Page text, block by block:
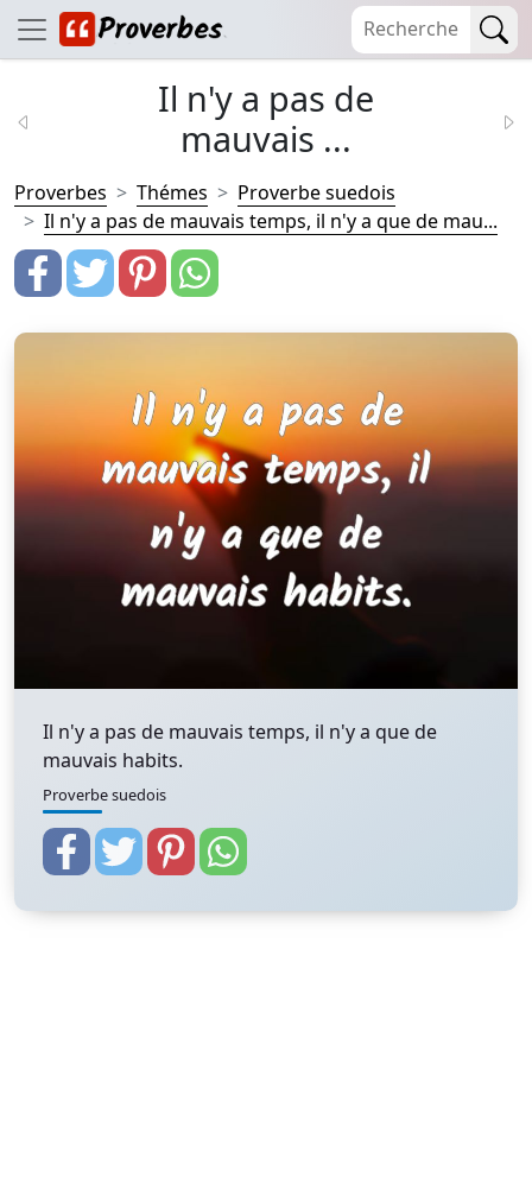
Il n'y a pas de
mauvais ...
Proverbes Thémes
Proverbe suedois
Il n'y a pas de mauvais temps, il n'y a que de mau...
Il n'y a pas de mauvais temps, il n'y a que de
mauvais habits.
Proverbe suedois